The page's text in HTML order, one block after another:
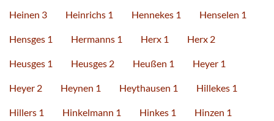
Heinen 3 Heinrichs 1 Hennekes 1 Henselen 1
Hensges 1 Hermanns 1 Herx 1 Herx 2
Heusges 1 Heusges 2 Heußen 1 Heyer 1
Heyer 2 Heynen 1 Heythausen 1 Hillekes 1
Hillers 1 Hinkelmann 1 Hinkes 1 Hinzen 1